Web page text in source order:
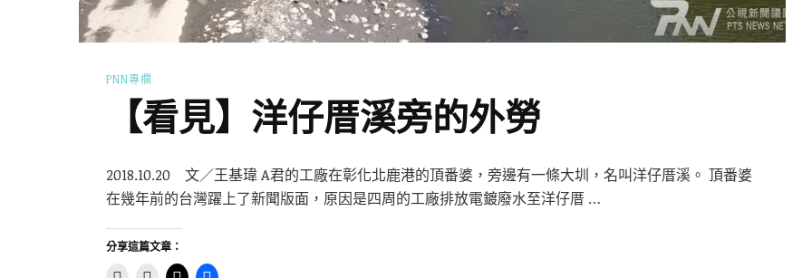
PNN專欄
【看見】洋仔厝溪旁的外勞
2018.10.20 文／王基瑋 A君的工廠在彰化北鹿港的頂番婆，旁邊有一條大圳，名叫洋仔厝溪。 頂番婆
在幾年前的台灣躍上了新聞版面，原因是四周的工廠排放電鍍廢水至洋仔厝 …
分享這篇文章：